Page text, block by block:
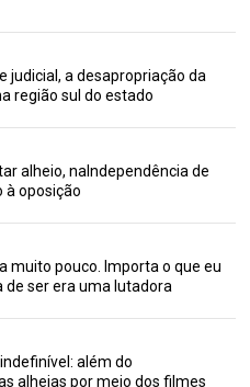
judicial, a desapropriação da
região sul do estado
alheio, naIndependência de
à oposição
muito pouco. Importa o que eu
de ser era uma lutadora
além do
alheias por meio dos filmes